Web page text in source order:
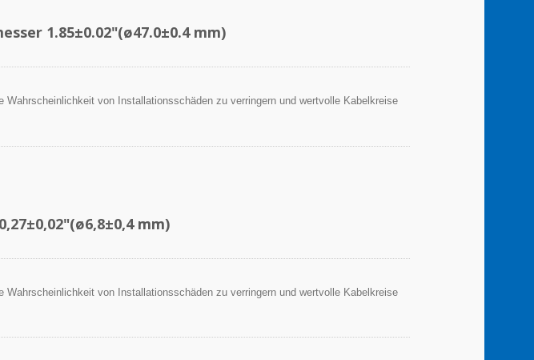
1.85±0.02"(ø47.0±0.4 mm)
Wahrscheinlichkeit von Installationsschäden zu verringern und wertvolle Kabelkreise
mm)
von Installationsschäden zu verringern und wertvolle Kabelkreise